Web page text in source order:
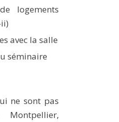
logements
avec la salle
séminaire
ne sont pas